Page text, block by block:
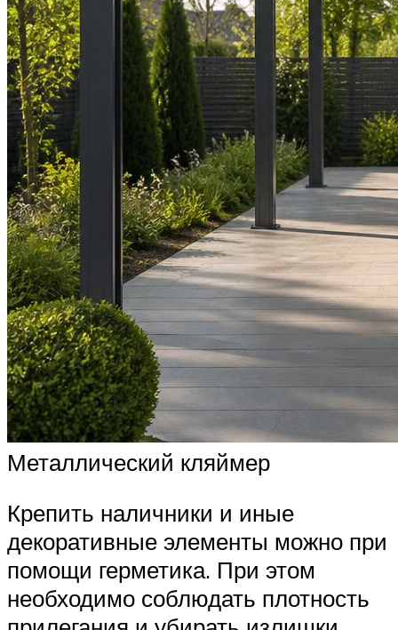
Металлический кляймер
Крепить наличники и иные
декоративные элементы можно при
помощи герметика. При этом
необходимо соблюдать плотность